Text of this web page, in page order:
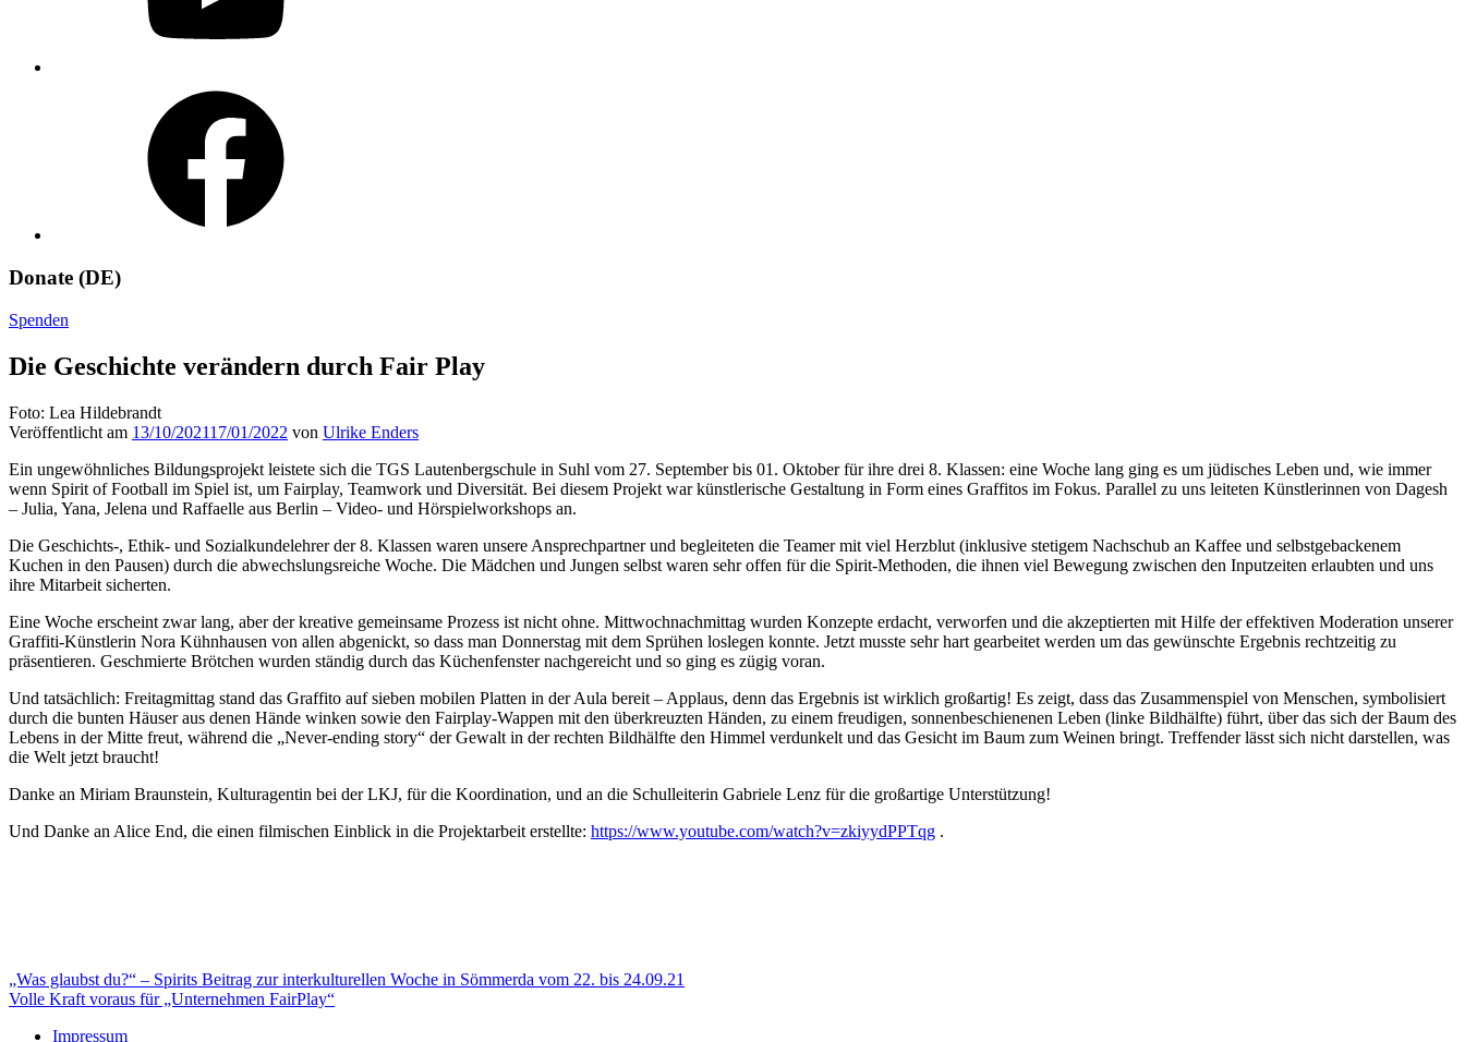
Donate (DE)
Spenden
Die Geschichte verändern durch Fair Play
Foto: Lea Hildebrandt
Veröffentlicht am 13/10/202117/01/2022 von Ulrike Enders
Ein ungewöhnliches Bildungsprojekt leistete sich die TGS Lautenbergschule in Suhl vom 27. September bis 01. Oktober für ihre drei 8. Klassen: eine Woche lang ging es um jüdisches Leben und, wie immer
wenn Spirit of Football im Spiel ist, um Fairplay, Teamwork und Diversität. Bei diesem Projekt war künstlerische Gestaltung in Form eines Graffitos im Fokus. Parallel zu uns leiteten Künstlerinnen von Dagesh
– Julia, Yana, Jelena und Raffaelle aus Berlin – Video- und Hörspielworkshops an.
Die Geschichts-, Ethik- und Sozialkundelehrer der 8. Klassen waren unsere Ansprechpartner und begleiteten die Teamer mit viel Herzblut (inklusive stetigem Nachschub an Kaffee und selbstgebackenem
Kuchen in den Pausen) durch die abwechslungsreiche Woche. Die Mädchen und Jungen selbst waren sehr offen für die Spirit-Methoden, die ihnen viel Bewegung zwischen den Inputzeiten erlaubten und uns
ihre Mitarbeit sicherten.
Eine Woche erscheint zwar lang, aber der kreative gemeinsame Prozess ist nicht ohne. Mittwochnachmittag wurden Konzepte erdacht, verworfen und die akzeptierten mit Hilfe der effektiven Moderation unserer
Graffiti-Künstlerin Nora Kühnhausen von allen abgenickt, so dass man Donnerstag mit dem Sprühen loslegen konnte. Jetzt musste sehr hart gearbeitet werden um das gewünschte Ergebnis rechtzeitig zu
präsentieren. Geschmierte Brötchen wurden ständig durch das Küchenfenster nachgereicht und so ging es zügig voran.
Und tatsächlich: Freitagmittag stand das Graffito auf sieben mobilen Platten in der Aula bereit – Applaus, denn das Ergebnis ist wirklich großartig! Es zeigt, dass das Zusammenspiel von Menschen, symbolisiert
durch die bunten Häuser aus denen Hände winken sowie den Fairplay-Wappen mit den überkreuzten Händen, zu einem freudigen, sonnenbeschienenen Leben (linke Bildhälfte) führt, über das sich der Baum des
Lebens in der Mitte freut, während die „Never-ending story“ der Gewalt in der rechten Bildhälfte den Himmel verdunkelt und das Gesicht im Baum zum Weinen bringt. Treffender lässt sich nicht darstellen, was
die Welt jetzt braucht!
Danke an Miriam Braunstein, Kulturagentin bei der LKJ, für die Koordination, und an die Schulleiterin Gabriele Lenz für die großartige Unterstützung!
Und Danke an Alice End, die einen filmischen Einblick in die Projektarbeit erstellte: https://www.youtube.com/watch?v=zkiyydPPTqg .
Beitragsnavigation
„Was glaubst du?“ – Spirits Beitrag zur interkulturellen Woche in Sömmerda vom 22. bis 24.09.21
Volle Kraft voraus für „Unternehmen FairPlay“
Impressum